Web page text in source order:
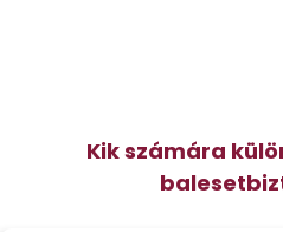
Kik számára